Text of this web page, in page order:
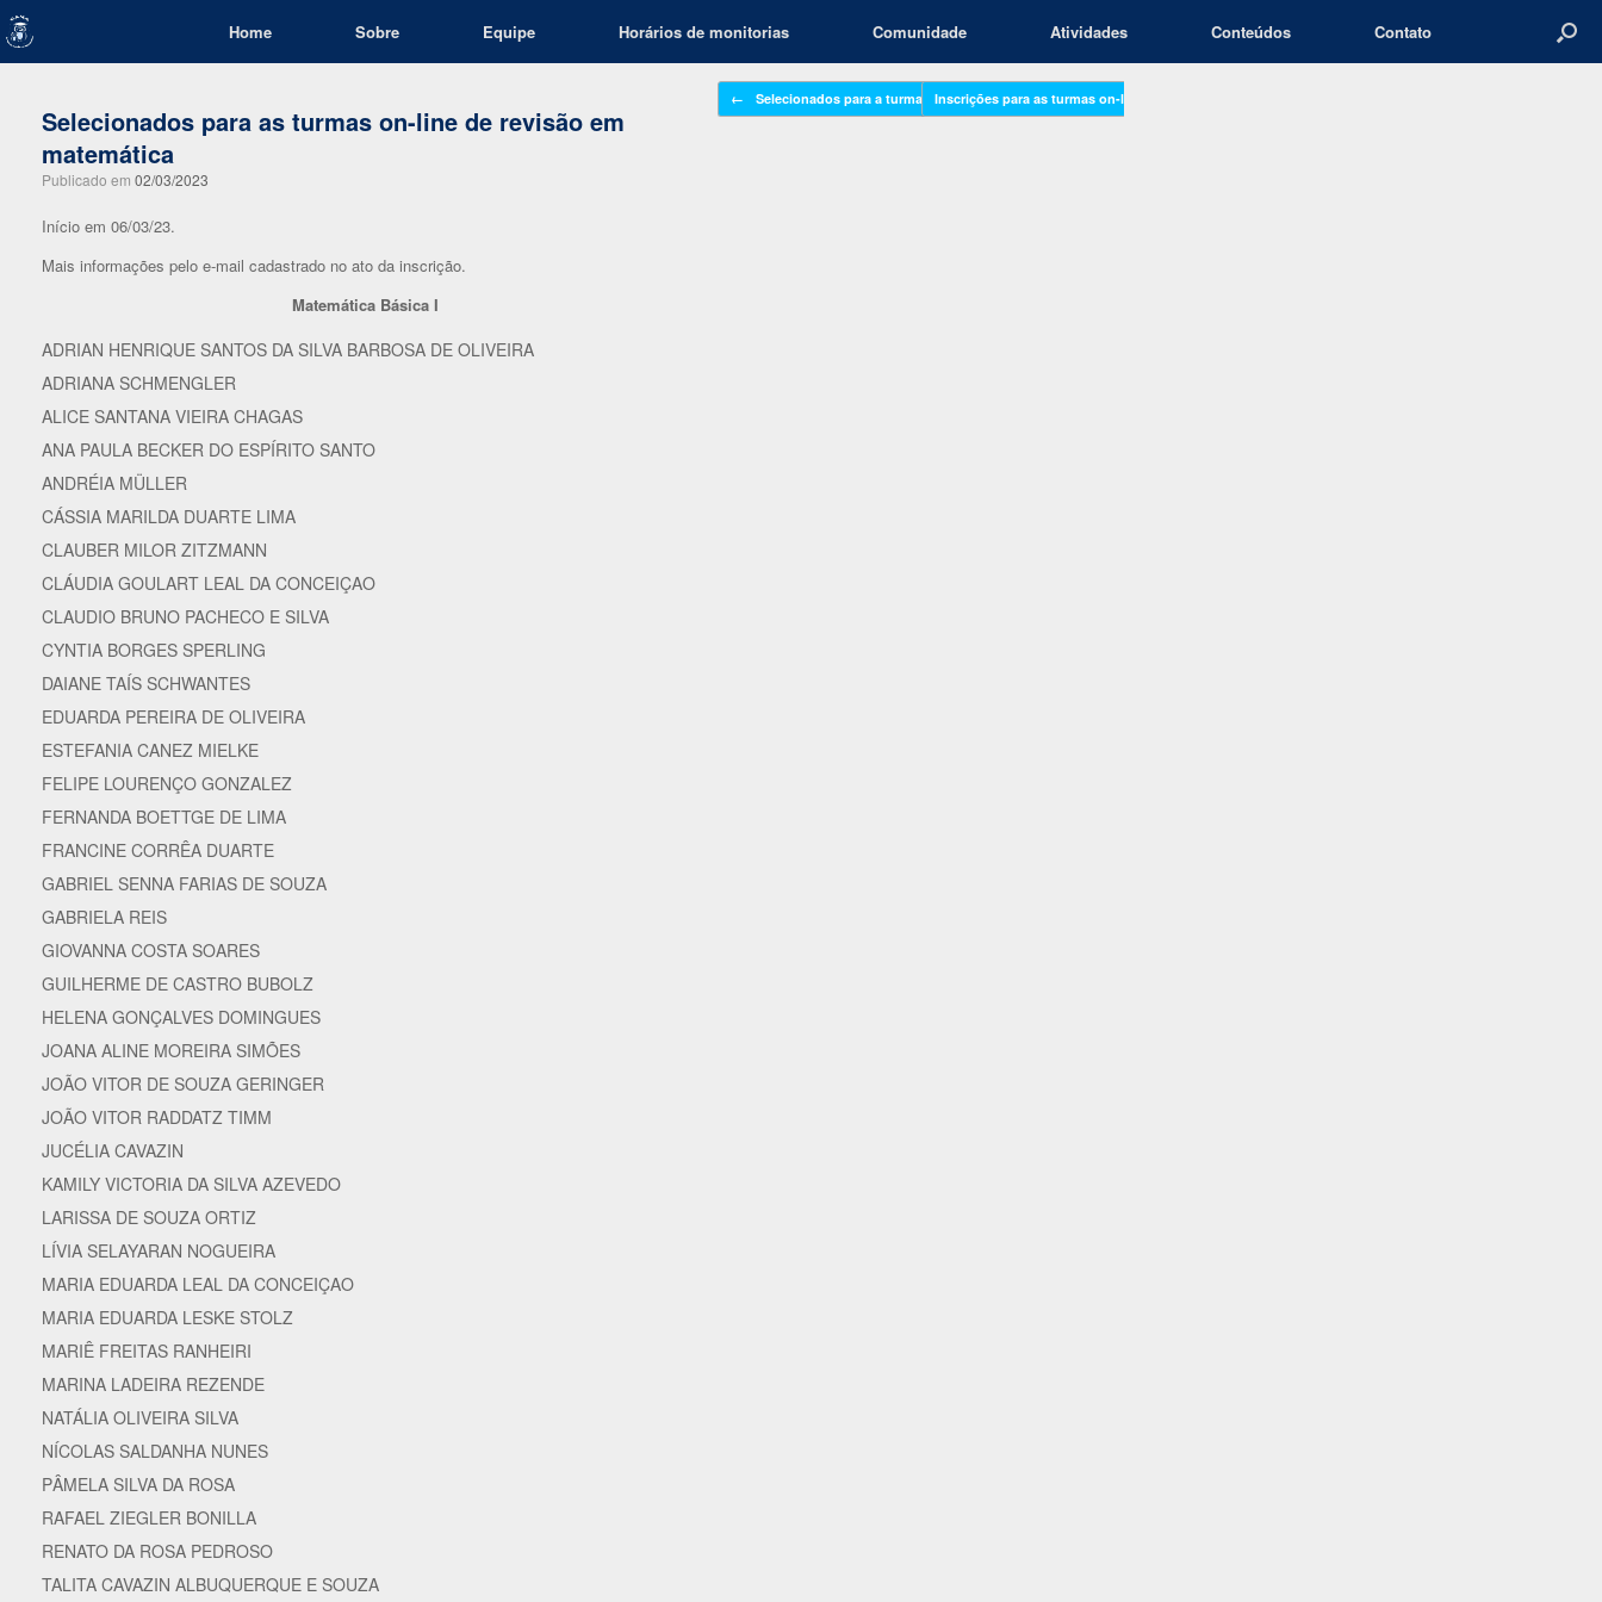
Skip
to
content
Home Sobre Equipe Horários de monitorias Comunidade Atividades Conteúdos Contato
Selecionados para as turmas on-line de revisão em
matemática
Publicado em 02/03/2023
Início em 06/03/23.
Mais informações pelo e-mail cadastrado no ato da inscrição.
Matemática Básica I
ADRIAN HENRIQUE SANTOS DA SILVA BARBOSA DE OLIVEIRA
ADRIANA SCHMENGLER
ALICE SANTANA VIEIRA CHAGAS
ANA PAULA BECKER DO ESPÍRITO SANTO
ANDRÉIA MÜLLER
CÁSSIA MARILDA DUARTE LIMA
CLAUBER MILOR ZITZMANN
CLÁUDIA GOULART LEAL DA CONCEIÇAO
CLAUDIO BRUNO PACHECO E SILVA
CYNTIA BORGES SPERLING
DAIANE TAÍS SCHWANTES
EDUARDA PEREIRA DE OLIVEIRA
ESTEFANIA CANEZ MIELKE
FELIPE LOURENÇO GONZALEZ
FERNANDA BOETTGE DE LIMA
FRANCINE CORRÊA DUARTE
GABRIEL SENNA FARIAS DE SOUZA
GABRIELA REIS
GIOVANNA COSTA SOARES
GUILHERME DE CASTRO BUBOLZ
HELENA GONÇALVES DOMINGUES
JOANA ALINE MOREIRA SIMÕES
JOÃO VITOR DE SOUZA GERINGER
JOÃO VITOR RADDATZ TIMM
JUCÉLIA CAVAZIN
KAMILY VICTORIA DA SILVA AZEVEDO
LARISSA DE SOUZA ORTIZ
LÍVIA SELAYARAN NOGUEIRA
MARIA EDUARDA LEAL DA CONCEIÇAO
MARIA EDUARDA LESKE STOLZ
MARIÊ FREITAS RANHEIRI
MARINA LADEIRA REZENDE
NATÁLIA OLIVEIRA SILVA
NÍCOLAS SALDANHA NUNES
PÂMELA SILVA DA ROSA
RAFAEL ZIEGLER BONILLA
RENATO DA ROSA PEDROSO
TALITA CAVAZIN ALBUQUERQUE E SOUZA
Navegação de posts
← Selecionados para a turma presencial…Inscrições para as turmas on-line…